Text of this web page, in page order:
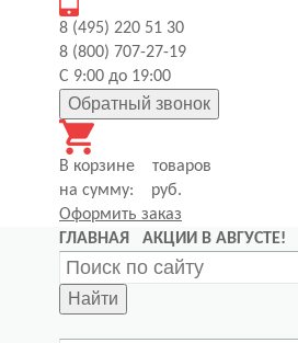
8 (495) 220 51 30
8 (800) 707-27-19
С 9:00 до 19:00
Обратный звонок
В корзине
товаров
на сумму:
руб.
Оформить заказ
ГЛАВНАЯ
АКЦИИ В АВГУСТЕ!
Найти